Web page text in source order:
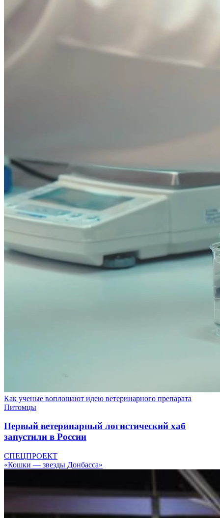
Как ученые воплощают идею ветеринарного препарата
Питомцы
Первый ветеринарный логистический хаб
запустили в России
СПЕЦПРОЕКТ
«Кошки — звезды Донбасса»